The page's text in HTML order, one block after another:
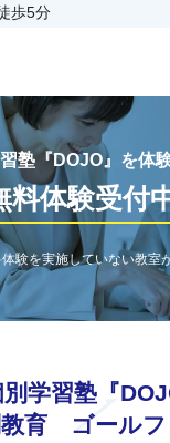
歩5分
塾『DOJO』を体
料体験受付
験を実施していない教室
学習塾『
教育 ゴールフ